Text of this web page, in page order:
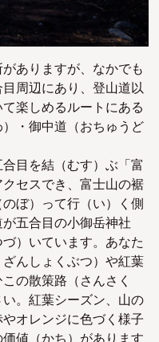
ありますが、なかでも
周辺にあり、登山道以
楽しめるルートにある
・御中道（おちゅうど
目を結（むす）ぶ「富
セスでき、富士山の裾
ぼ）って行（い）く側
が五合目の小御岳神社
）いています。あなた
んしょくぶつ）や紅葉
の散策路（さんさく
。紅葉シーズン、山の
オレンジに色づく様子